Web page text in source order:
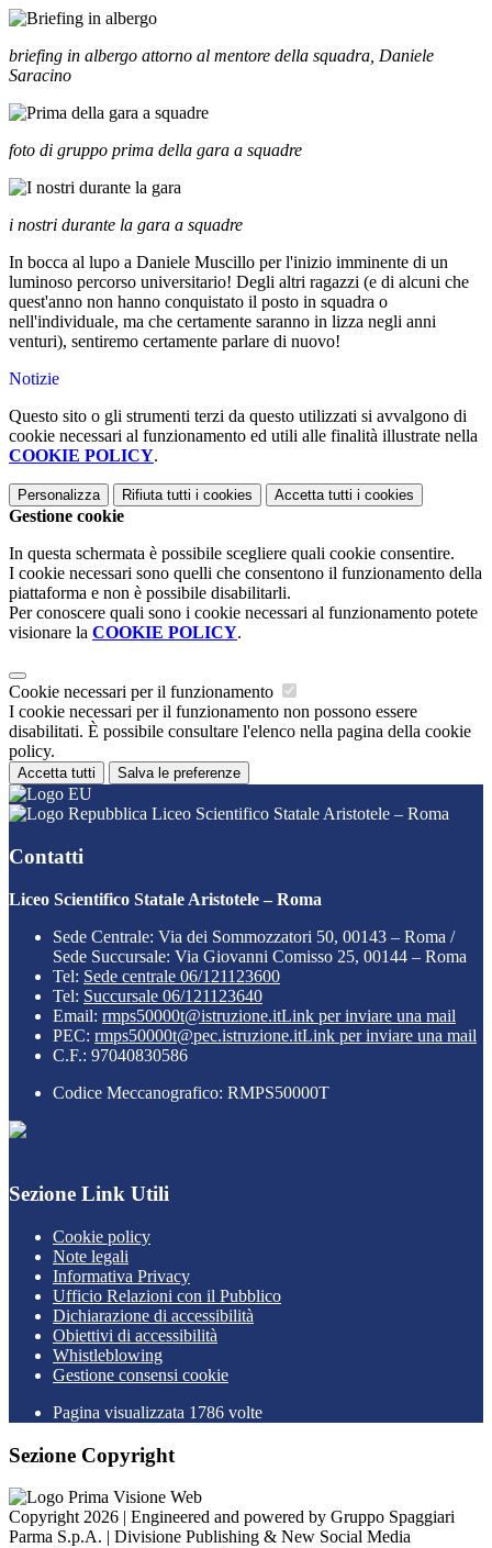
briefing in albergo attorno al mentore della squadra, Daniele
Saracino
foto di gruppo prima della gara a squadre
i nostri durante la gara a squadre
In bocca al lupo a Daniele Muscillo per l'inizio imminente di un
luminoso percorso universitario! Degli altri ragazzi (e di alcuni che
quest'anno non hanno conquistato il posto in squadra o
nell'individuale, ma che certamente saranno in lizza negli anni
venturi), sentiremo certamente parlare di nuovo!
Notizie
Questo sito o gli strumenti terzi da questo utilizzati si avvalgono di
cookie necessari al funzionamento ed utili alle finalità illustrate nella
COOKIE POLICY.
Personalizza Rifiuta tutti i cookies Accetta tutti i cookies
Gestione cookie
In questa schermata è possibile scegliere quali cookie consentire.
I cookie necessari sono quelli che consentono il funzionamento della
piattaforma e non è possibile disabilitarli.
Per conoscere quali sono i cookie necessari al funzionamento potete
visionare la COOKIE POLICY.
Cookie necessari per il funzionamento
I cookie necessari per il funzionamento non possono essere
disabilitati. È possibile consultare l'elenco nella pagina della cookie
policy.
Accetta tutti Salva le preferenze
Liceo Scientifico Statale Aristotele – Roma
Contatti
Liceo Scientifico Statale Aristotele – Roma
Sede Centrale: Via dei Sommozzatori 50, 00143 – Roma /
Sede Succursale: Via Giovanni Comisso 25, 00144 – Roma
Tel: Sede centrale 06/121123600
Tel: Succursale 06/121123640
Email: rmps50000t@istruzione.itLink per inviare una mail
PEC: rmps50000t@pec.istruzione.itLink per inviare una mail
C.F.: 97040830586
Codice Meccanografico: RMPS50000T
Sezione Link Utili
Cookie policy
Note legali
Informativa Privacy
Ufficio Relazioni con il Pubblico
Dichiarazione di accessibilità
Obiettivi di accessibilità
Whistleblowing
Gestione consensi cookie
Pagina visualizzata 1786 volte
Sezione Copyright
Copyright 2026 | Engineered and powered by Gruppo Spaggiari
Parma S.p.A. | Divisione Publishing & New Social Media